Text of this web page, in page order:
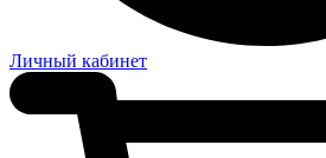
Личный кабинет